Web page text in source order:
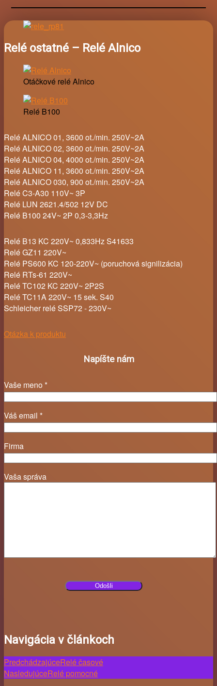
Relé ostatné – Relé Alnico
Otáčkové relé Alnico
Relé B100
Relé ALNICO 01, 3600 ot./min. 250V~2A
Relé ALNICO 02, 3600 ot./min. 250V~2A
Relé ALNICO 04, 4000 ot./min. 250V~2A
Relé ALNICO 11, 3600 ot./min. 250V~2A
Relé ALNICO 030, 900 ot./min. 250V~2A
Relé C3-A30 110V~ 3P
Relé LUN 2621.4/502 12V DC
Relé B100 24V~ 2P 0,3-3,3Hz
Relé B13 KC 220V~ 0,833Hz S41633
Relé GZ11 220V~
Relé PS600 KC 120-220V~ (poruchová signilizácia)
Relé RTs-61 220V~
Relé TC102 KC 220V~ 2P2S
Relé TC11A 220V~ 15 sek. S40
Schleicher relé SSP72 - 230V~
Otázka k produktu
Napíšte nám
Vaše meno *
Váš email *
Firma
Vaša správa
Navigácia v článkoch
PredchádzajúceRelé časové
NasledujúceRelé pomocné